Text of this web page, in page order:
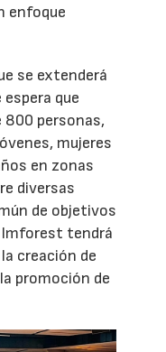
enfoque
se extenderá
que
800 personas,
mujeres
en zonas
diversas
de objetivos
tendrá
creación de
promoción de